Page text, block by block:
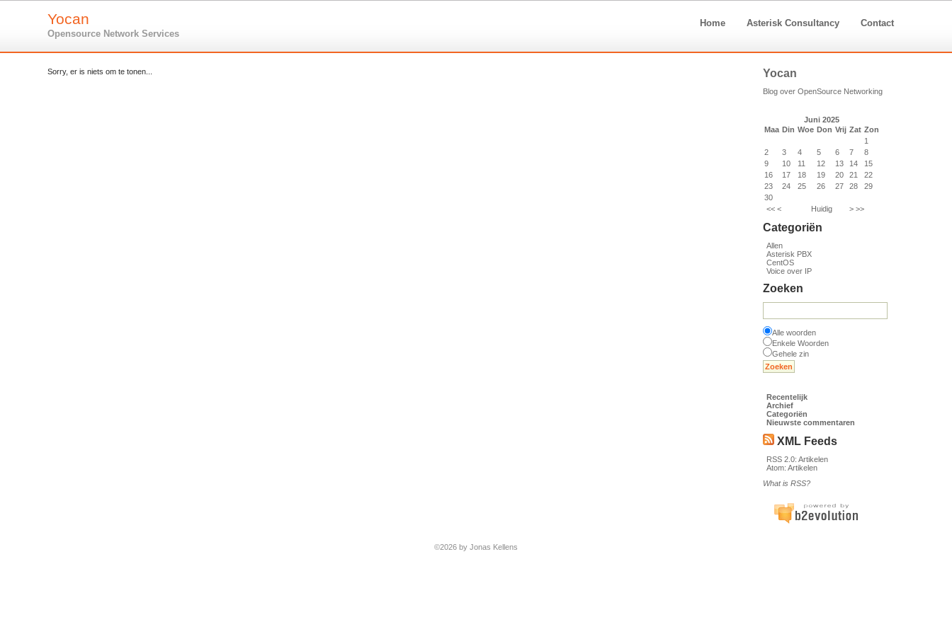
Yocan
Opensource Network Services
Home Asterisk Consultancy Contact
Yocan
Blog over OpenSource Networking
Juni 2025
Maa Din Woe Don Vrij Zat Zon
<< < Huidig > >>
1
2
3 4 5 6 7
8
9
10 11 12 13 14
15
16
17 18 19 20 21
22
23
24 25 26 27 28
29
30
Categoriën
Allen
Asterisk PBX
CentOS
Voice over IP
Zoeken
Alle woorden
Enkele Woorden
Gehele zin
Recentelijk
Archief
Categoriën
Nieuwste commentaren
XML Feeds
RSS 2.0: Artikelen
Atom: Artikelen
What is RSS?
Sorry, er is niets om te tonen...
©2026 by Jonas Kellens